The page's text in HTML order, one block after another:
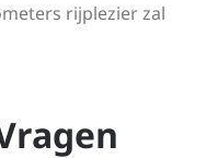
rijplezier zal